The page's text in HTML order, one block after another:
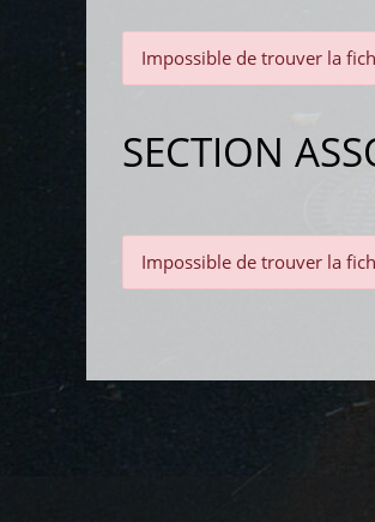
Impossible de trouver la
SECTION
Impossible de trouver la